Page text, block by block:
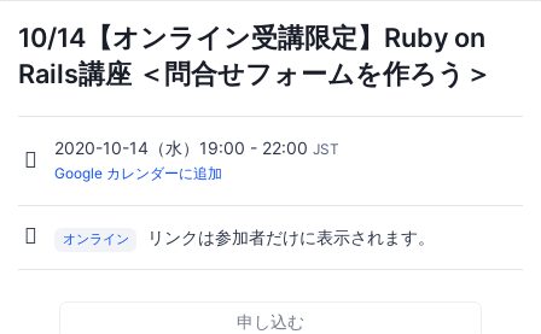
10/14【オンライン受講限定】Ruby on
Rails講座 ＜問合せフォームを作ろう＞
2020-10-14（水）19:00 - 22:00 JST
Google カレンダーに追加
オンライン リンクは参加者だけに表示されます。
申し込む